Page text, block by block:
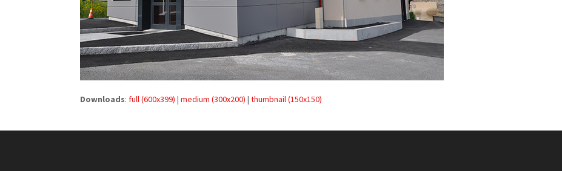
Downloads: full (600x399) | medium (300x200) | thumbnail (150x150)